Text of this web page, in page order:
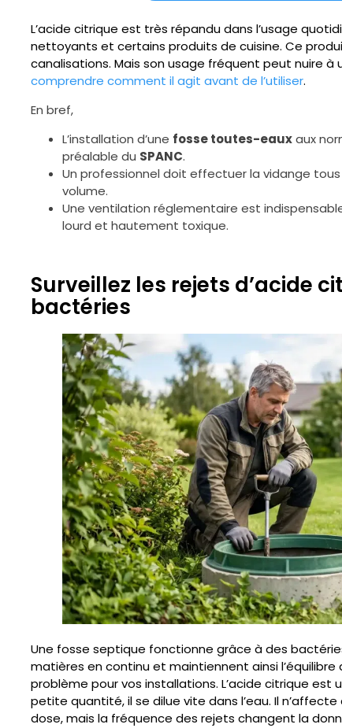
L’acide citrique est très répandu dans l’usage
nettoyants et certains produits de cuisine. Ce
canalisations. Mais son usage fréquent peut nuire à
comprendre comment il agit avant de l’utiliser.
En bref,
L’installation d’une fosse toutes-eauxaux
préalable du SPANC.
Un professionnel doit effectuer la vidange tous
volume.
Une ventilation réglementaire est
lourd et hautement toxique.
Surveillez les rejets d’acide
bactéries
Une fosse septique fonctionne grâce à des
matières en continu et maintiennent ainsi
problème pour vos installations. L’acide citrique est
petite quantité, il se dilue vite dans l’eau. Il
dose, mais la fréquence des rejets changent la